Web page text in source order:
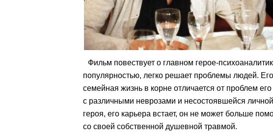
Фильм повествует о главном герое-
популярностью, легко решает проблемы людей.
семейная жизнь в корне отличается от проблем
с различными неврозами и несостоявшейся
героя, его карьера встает, он не может больше
со своей собственной душевной травмой.